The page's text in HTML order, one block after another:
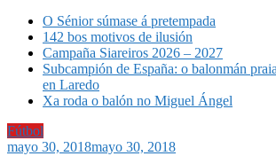
O Sénior súmase á pretempada
142 bos motivos de ilusión
Campaña Siareiros 2026 – 2027
Subcampión de España: o balonmán
en Laredo
Xa roda o balón no Miguel Ángel
Fútbol
mayo 30, 2018mayo 30, 2018